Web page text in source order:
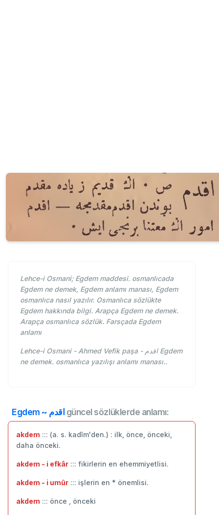
Lehce-i Osmani; Egdem maddesi. osmanlıcada
Egdem ne demek, Egdem anlamı manası, Egdem
osmanlıca nasıl yazılır. Osmanlıca sözlükte
Egdem hakkında bilgi. Arapça Egdem ne demek.
Arapça osmanlıca sözlük. Farsçada Egdem
anlamı
Lehce-i Osmani - Ahmed Vefik paşa - اقدم Egdem
ne demek. osmanlıca yazılışı anlamı manası..
Egdem ~ اقدم güncel sözlüklerde anlamı:
akdem ::: (a. s. kadîm'den.) : ilk, önce, önceki,
daha önceki.
akdem - i efkâr ::: fikirlerin en ehemmiyetlisi.
akdem - i umûr ::: işlerin en * önemlisi.
akdem ::: önce , önceki